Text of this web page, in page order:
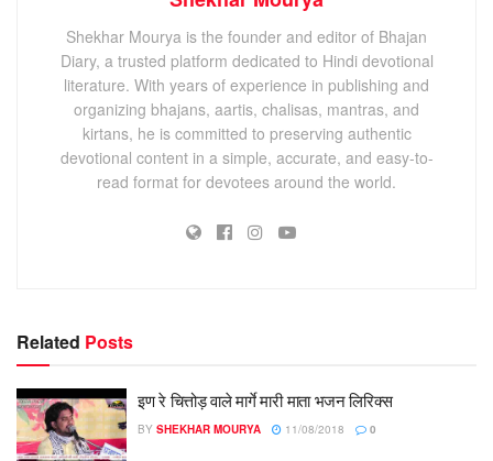
Shekhar Mourya is the founder and editor of Bhajan
Diary, a trusted platform dedicated to Hindi devotional
literature. With years of experience in publishing and
organizing bhajans, aartis, chalisas, mantras, and
kirtans, he is committed to preserving authentic
devotional content in a simple, accurate, and easy-to-
read format for devotees around the world.
Related Posts
इण रे चित्तोड़ वाले मार्गे मारी माता भजन लिरिक्स
BY SHEKHAR MOURYA 11/08/2018 0